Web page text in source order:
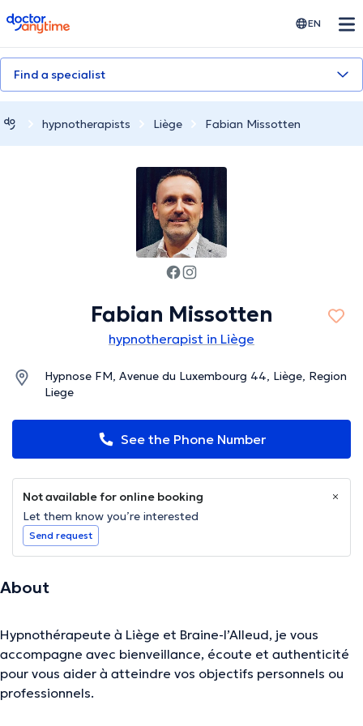
doctoranytime EN
Find a specialist
hypnotherapists Liège Fabian Missotten
Fabian Missotten
hypnotherapist in Liège
Hypnose FM, Avenue du Luxembourg 44, Liège, Region
Liege
See the Phone Number
Not available for online booking
Let them know you’re interested
Send request
About
Hypnothérapeute à Liège et Braine-l’Alleud, je vous
accompagne avec bienveillance, écoute et authenticité
pour vous aider à atteindre vos objectifs personnels ou
professionnels.